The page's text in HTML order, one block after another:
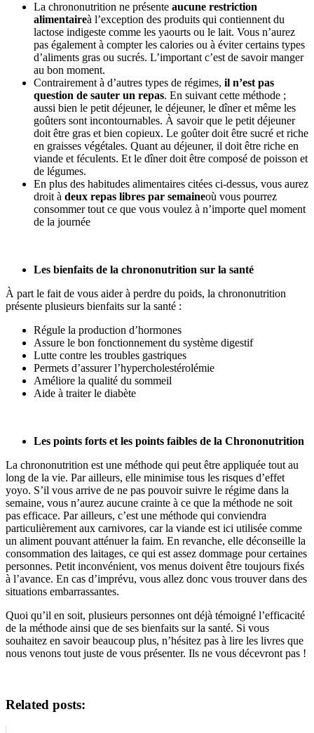
La chrononutrition ne présente aucune restriction
alimentaireà l’exception des produits qui contiennent du
lactose indigeste comme les yaourts ou le lait. Vous n’aurez
pas également à compter les calories ou à éviter certains types
d’aliments gras ou sucrés. L’important c’est de savoir manger
au bon moment.
Contrairement à d’autres types de régimes, il n’est pas
question de sauter un repas. En suivant cette méthode ;
aussi bien le petit déjeuner, le déjeuner, le dîner et même les
goûters sont incontournables. À savoir que le petit déjeuner
doit être gras et bien copieux. Le goûter doit être sucré et riche
en graisses végétales. Quant au déjeuner, il doit être riche en
viande et féculents. Et le dîner doit être composé de poisson et
de légumes.
En plus des habitudes alimentaires citées ci-dessus, vous aurez
droit à deux repas libres par semaineoù vous pourrez
consommer tout ce que vous voulez à n’importe quel moment
de la journée
Les bienfaits de la chrononutrition sur la santé
À part le fait de vous aider à perdre du poids, la chrononutrition
présente plusieurs bienfaits sur la santé :
Régule la production d’hormones
Assure le bon fonctionnement du système digestif
Lutte contre les troubles gastriques
Permets d’assurer l’hypercholestérolémie
Améliore la qualité du sommeil
Aide à traiter le diabète
Les points forts et les points faibles de la Chrononutrition
La chrononutrition est une méthode qui peut être appliquée tout au
long de la vie. Par ailleurs, elle minimise tous les risques d’effet
yoyo. S’il vous arrive de ne pas pouvoir suivre le régime dans la
semaine, vous n’aurez aucune crainte à ce que la méthode ne soit
pas efficace. Par ailleurs, c’est une méthode qui conviendra
particulièrement aux carnivores, car la viande est ici utilisée comme
un aliment pouvant atténuer la faim. En revanche, elle déconseille la
consommation des laitages, ce qui est assez dommage pour certaines
personnes. Petit inconvénient, vos menus doivent être toujours fixés
à l’avance. En cas d’imprévu, vous allez donc vous trouver dans des
situations embarrassantes.
Quoi qu’il en soit, plusieurs personnes ont déjà témoigné l’efficacité
de la méthode ainsi que de ses bienfaits sur la santé. Si vous
souhaitez en savoir beaucoup plus, n’hésitez pas à lire les livres que
nous venons tout juste de vous présenter. Ils ne vous décevront pas !
Related posts: